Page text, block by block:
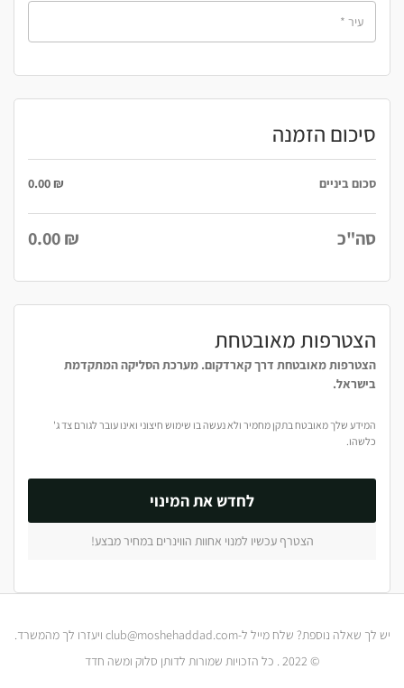
עיר *
סיכום הזמנה
סכום ביניים 0.00₪
סה"כ 0.00₪
הצטרפות מאובטחת
הצטרפות מאובטחת דרך קארדקום. מערכת הסליקה המתקדמת
בישראל.
המידע שלך מאובטח בתקן מחמיר ולא נעשה בו שימוש חיצוני ואינו עובר לגורם צד ג'
כלשהו.
לחדש את המינוי
הצטרף עכשיו למנוי אחוות הווינרים במחיר מבצע!
יש לך שאלה נוספת? שלח מייל ל-club@moshehaddad.com ויעזרו לך מהמשרד.​
© 2022 . כל הזכויות שמורות לדותן סלוק ומשה חדד